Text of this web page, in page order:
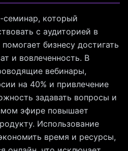
который
с аудиторией в
бизнесу достигать
и вовлеченность. В
вебинары,
на 40% и привлечение
задавать вопросы и
эфире повышает
Использование
время и ресурсы,